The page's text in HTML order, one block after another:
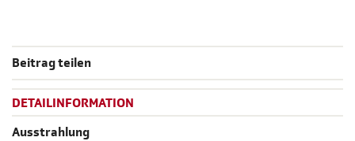
Beitrag teilen
DETAILINFORMATION
Ausstrahlung